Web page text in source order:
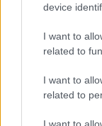
device
I want to
related to
I want to
related to
I want to
Με πολλές
νησιά των